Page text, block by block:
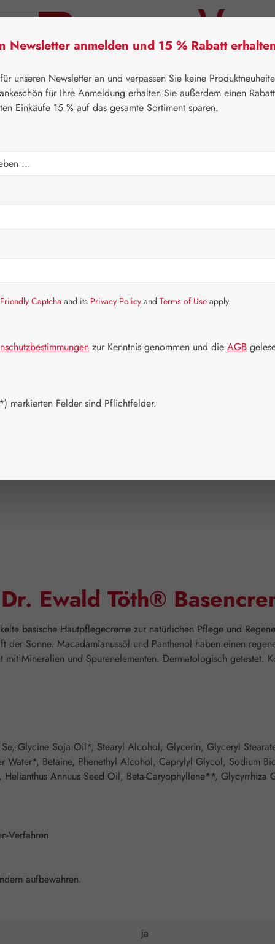
⌂ Handelswaren Kosmetik & Körperpflege
Regulation
35,10
Preise inkl.
Bald wieder
Ewald Töth®
basische Hautpflegecreme zur natürlichen Pflege und
Sonne. Macadamianussöl und Panthenol haben einen
mit Mineralien und Spurenelementen. Dermatologisch
Glycine Soja Oil*, Stearyl Alcohol, Glycerin, Glyceryl
Water*, Betaine, Phenethyl Alcohol, Caprylyl Glycol, Sodium
Annuus Seed Oil, Beta-Caryophyllene**,
Verfahren
aufbewahren.
ja
Newsletter anmelden und 15 % Rabatt
unseren Newsletter an und verpassen Sie keine
für Ihre Anmeldung erhalten Sie außerdem einen
Einkäufe 15 % auf das gesamte Sortiment sparen.
Friendly Captcha and its Privacy Policy and Terms of Use apply.
zur Kenntnis genommen und die AGB
markierten Felder sind Pflichtfelder.